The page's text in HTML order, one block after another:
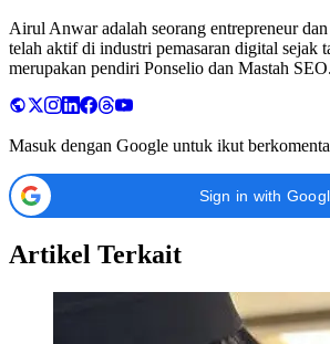
Airul Anwar adalah seorang entrepreneur
telah aktif di industri pemasaran digital sejak
merupakan pendiri Ponselio dan Mastah SEO.
Masuk dengan Google untuk ikut
Sign in with
Artikel Terkait